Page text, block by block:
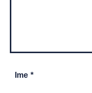
Ime *